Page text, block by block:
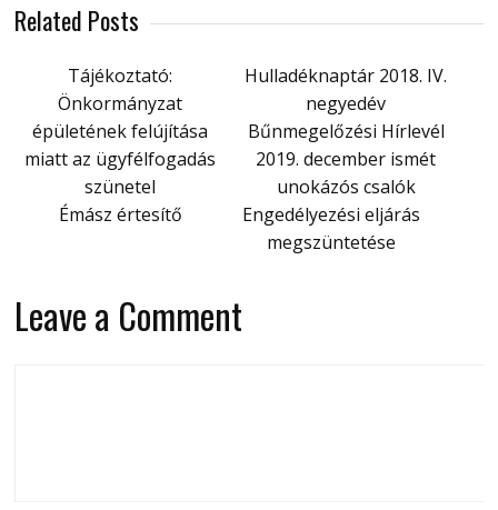
Related Posts
Tájékoztató:
Önkormányzat
épületének felújítása
miatt az ügyfélfogadás
szünetel
Hulladéknaptár 2018. IV.
negyedév
Bűnmegelőzési Hírlevél
2019. december ismét
unokázós csalók
Émász értesítő
Engedélyezési eljárás
megszüntetése
Leave a Comment